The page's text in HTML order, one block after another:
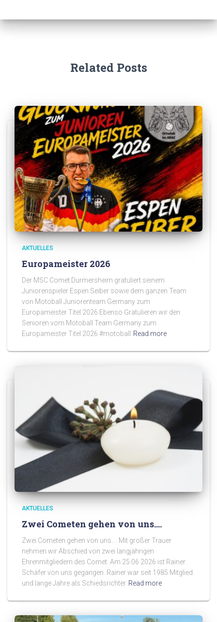
Related Posts
AKTUELLES
Europameister 2026
Der MSC Comet Durmersheim gratuliert seinem
Juniorenspieler Espen Seiber sowie dem ganzen Team
von Motoball Juniorenteam Germany zum
Europameister Titel 2026 Ebenso Gratulieren wir den
Senioren vom Motoball Team Germany zum
Europameister Titel 2026 #motoball
Read more
AKTUELLES
Zwei Cometen gehen von uns….
Zwei Cometen gehen von uns…. Mit großer Trauer
nehmen wir Abschied von zwei langjährigen
Ehrenmitgliedern des Comet. Am 25.06.2026 ist Rainer
Schäfer von uns gegangen. Rainer war seit 1985 Mitglied
und lange Jahre als Schiedsrichter Read more